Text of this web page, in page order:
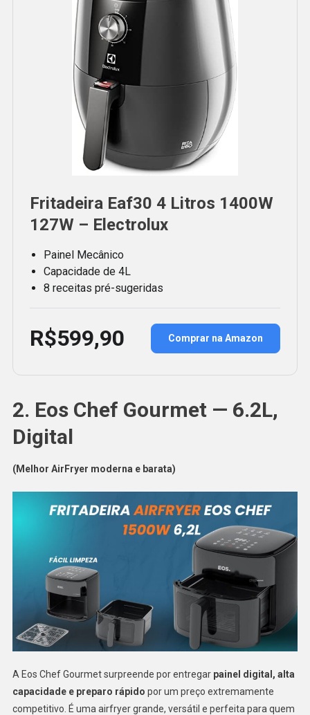
Fritadeira Eaf30 4 Litros 1400W
127W – Electrolux
Painel Mecânico
Capacidade de 4L
8 receitas pré-sugeridas
R$599,90 Comprar na Amazon
2. Eos Chef Gourmet — 6.2L,
Digital
(Melhor AirFryer moderna e barata)
A Eos Chef Gourmet surpreende por entregar painel digital, alta
capacidade e preparo rápido por um preço extremamente
competitivo. É uma airfryer grande, versátil e perfeita para quem